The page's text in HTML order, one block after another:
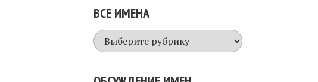
ВСЕ ИМЕНА
Все
имена